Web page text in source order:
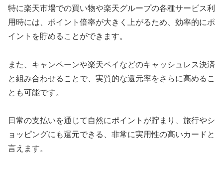
特に楽天市場での買い物や楽天グループの各種サービス利
用時には、ポイント倍率が大きく上がるため、効率的にポ
イントを貯めることができます。
また、キャンペーンや楽天ペイなどのキャッシュレス決済
と組み合わせることで、実質的な還元率をさらに高めるこ
とも可能です。
日常の支払いを通じて自然にポイントが貯まり、旅行やシ
ョッピングにも還元できる、非常に実用性の高いカードと
言えます。